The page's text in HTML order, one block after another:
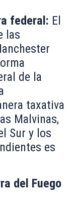
federal: El
las
de la
taxativa
Malvinas,
Sur y los
es
del Fuego